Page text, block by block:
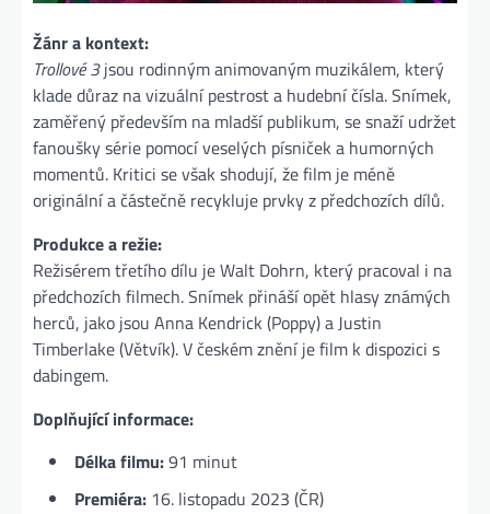
Žánr a kontext:
Trollové 3jsou rodinným animovaným muzikálem, který
klade důraz na vizuální pestrost a hudební čísla. Snímek,
zaměřený především na mladší publikum, se snaží udržet
fanoušky série pomocí veselých písniček a humorných
momentů. Kritici se však shodují, že film je méně
originální a částečně recykluje prvky z předchozích dílů​.
Produkce a režie:
Režisérem třetího dílu je Walt Dohrn, který pracoval i na
předchozích filmech. Snímek přináší opět hlasy známých
herců, jako jsou Anna Kendrick (Poppy) a Justin
Timberlake (Větvík). V českém znění je film k dispozici s
dabingem​.
Doplňující informace:
Délka filmu:91 minut
Premiéra: 16. listopadu 2023 (ČR)